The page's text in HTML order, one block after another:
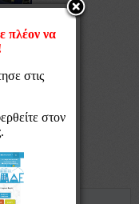
καθηκόντων
Χρονιά